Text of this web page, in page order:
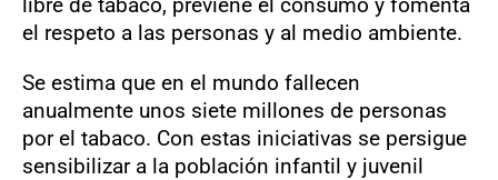
el respeto a las personas y al medio ambiente.
Se estima que en el mundo fallecen
anualmente unos siete millones de personas
por el tabaco. Con estas iniciativas se persigue
sensibilizar a la población infantil y juvenil